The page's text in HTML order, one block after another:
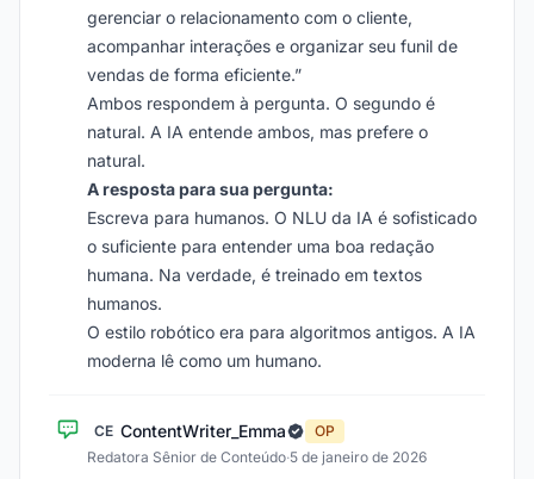
gerenciar o relacionamento com o cliente,
acompanhar interações e organizar seu funil de
vendas de forma eficiente.”
Ambos respondem à pergunta. O segundo é
natural. A IA entende ambos, mas prefere o
natural.
A resposta para sua pergunta:
Escreva para humanos. O NLU da IA é sofisticado
o suficiente para entender uma boa redação
humana. Na verdade, é treinado em textos
humanos.
O estilo robótico era para algoritmos antigos. A IA
moderna lê como um humano.
CE ContentWriter_Emma
OP
Redatora Sênior de Conteúdo·5 de janeiro de 2026